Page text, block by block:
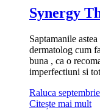
Synergy
Saptamanile
dermatolog cum
buna , ca o
imperfectiuni si
Raluca
Citește mai mult